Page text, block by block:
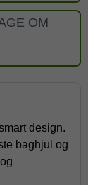
OM
design.
baghjul og